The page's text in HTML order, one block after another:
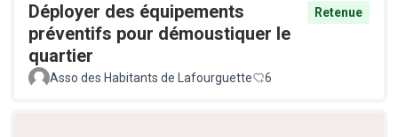
Déployer des équipements
préventifs pour démoustiquer le
quartier
Retenue
Asso des Habitants de Lafourguette 6